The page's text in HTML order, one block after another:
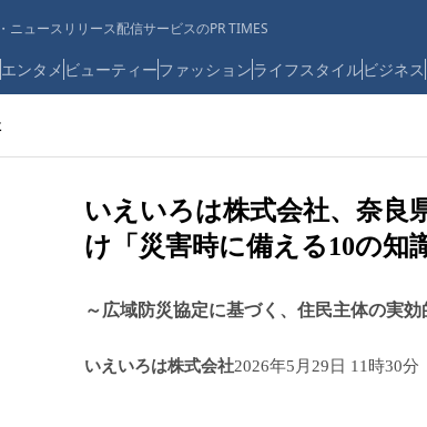
ニュースリリース配信サービスのPR TIMES
エンタメ ビューティーファッションライフスタイルビジネス
いえいろは株式会社、奈良
け「災害時に備える10の知
～広域防災協定に基づく、住民主体の実
いえいろは株式会社2026年5月29日 11時30分